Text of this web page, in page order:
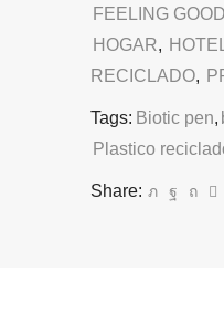
FEELING GOOD
HOGAR,
RECICLADO,
Tags: Biotic pen,
Plastico
Share: